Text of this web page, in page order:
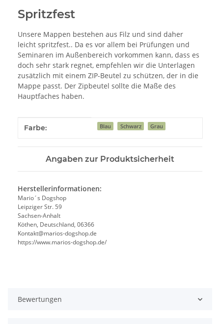
Spritzfest
Unsere Mappen bestehen aus Filz und sind daher
leicht spritzfest.. Da es vor allem bei Prüfungen und
Seminaren im Außenbereich vorkommen kann, dass es
doch sehr stark regnet, empfehlen wir die Unterlagen
zusätzlich mit einem ZIP-Beutel zu schützen, der in die
Mappe passt. Der Zipbeutel sollte die Maße des
Hauptfaches haben.
Produkteigenschaft
Wert
Farbe: Blau Schwarz Grau
Angaben zur Produktsicherheit
Herstellerinformationen:
Mario´s Dogshop
Leipziger Str. 59
Sachsen-Anhalt
Köthen, Deutschland, 06366
Kontakt@marios-dogshop.de
https://www.marios-dogshop.de/
Bewertungen